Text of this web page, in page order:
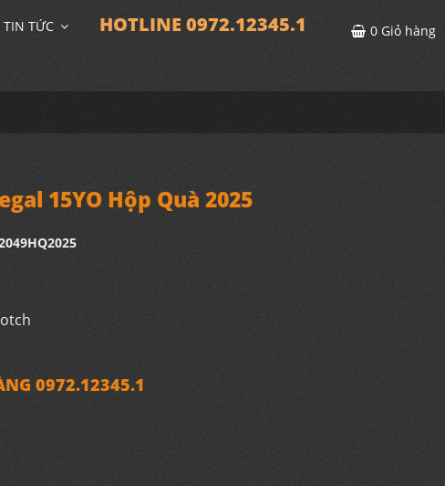
TIN TỨC HOTLINE 0972.12345.1 0 Giỏ hàng
15YO Hộp Quà 2025
0972.12345.1